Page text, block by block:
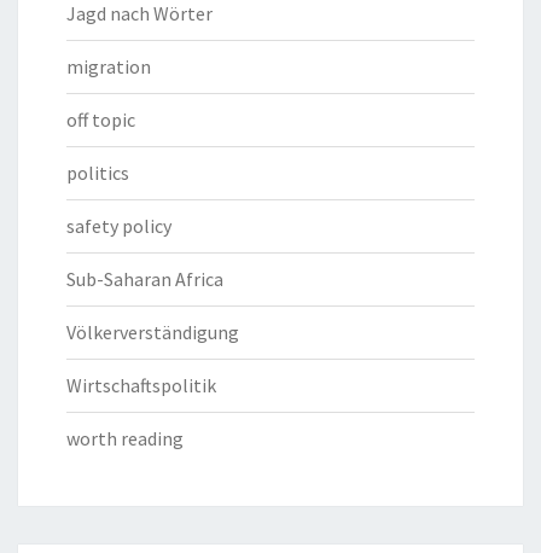
Jagd nach Wörter
migration
off topic
politics
safety policy
Sub-Saharan Africa
Völkerverständigung
Wirtschaftspolitik
worth reading